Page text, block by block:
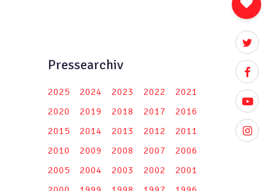
twitter
youtube
Pressearchiv
2025 2024 2023 2022
2021
2020
2019 2018 2017
2016
2015
2014 2013 2012
2011
2010
2009 2008 2007
2006
2005
2004 2003 2002
2001